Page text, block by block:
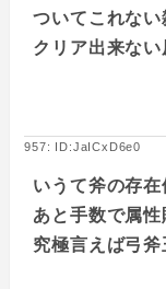
ついてこれな
クリア出来な
957: ID:JaICxD6e0
いうて斧の存
あと手数で属性
究極言えば弓